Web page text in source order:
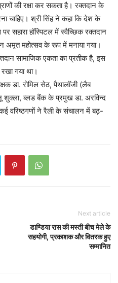
की रक्षा कर सकता है। रक्तदान के
चाहिए। श्री सिंह ने कहा कि देश के
सहारा हॉस्पिटल में स्वैच्छिक रक्तदान
अमृत महोत्सव के रूप में मनाया गया।
सामाजिक एकता का प्रतीक है, इस
गया था।
डा. रोमिल सेठ, पैथालॉजी (लैब
शुक्ला, ब्लड बैंक के प्रमुख डा. अरविन्द
वरिष्ठगणों ने रैली के संचालन में बढ़-
Next article
डाण्डिया रास की मस्ती बीच मेले के
सहयोगी, प्रकाशक और वितरक हुए
सम्मानित